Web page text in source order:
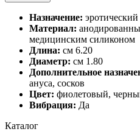
Назначение:
Материал:
медицинским силиконом
Длина: см 6.20
Диаметр: см 1.80
Дополнительное
ануса, сосков
Цвет: фиолетовый,
Вибрация: Да
Каталог